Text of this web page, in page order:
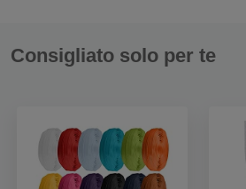
Consigliato solo per te